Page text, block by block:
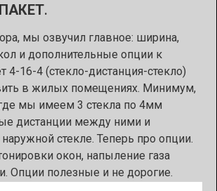
.
мы озвучил главное: ширина,
и дополнительные опции к
4-16-4 (стекло-дистанция-стекло)
в жилых помещениях. Минимум,
мы имеем 3 стекла по 4мм
дистанции между ними и
стекле. Теперь про опции.
окон, напыление газа
Опции полезные и не дорогие.